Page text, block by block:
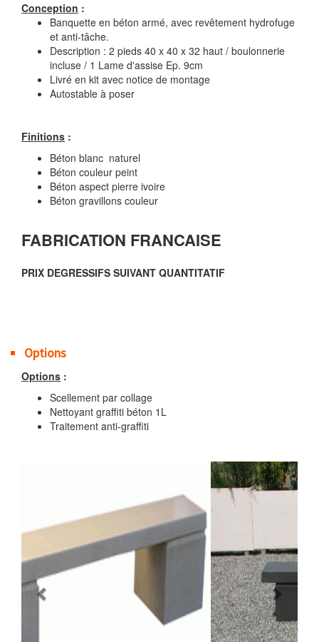
Conception :
Banquette en béton armé, avec revêtement hydrofuge
et anti-tâche.
Description : 2 pieds 40 x 40 x 32 haut / boulonnerie
incluse / 1 Lame d'assise Ep. 9cm
Livré en kit avec notice de montage
Autostable à poser
Finitions :
Béton blanc naturel
Béton couleur peint
Béton aspect pierre ivoire
Béton gravillons couleur
FABRICATION FRANCAISE
PRIX DEGRESSIFS SUIVANT QUANTITATIF
Options
Options :
Scellement par collage
Nettoyant graffiti béton 1L
Traitement anti-graffiti